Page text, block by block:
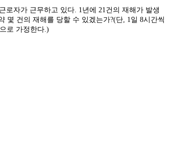
로자가 근무하고 있다. 1년에 21건의 재해가 발생
몇 건의 재해를 당할 수 있겠는가?(단, 1일 8시간씩
로 가정한다.)